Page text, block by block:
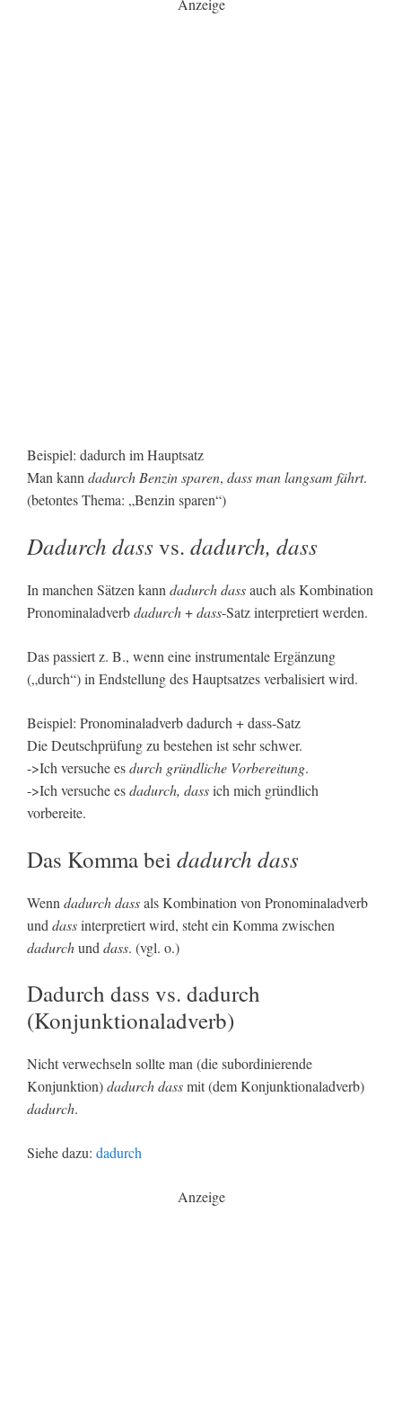
Anzeige
Beispiel: dadurch im Hauptsatz
Man kann dadurch Benzin sparen, dass man langsam fährt.
(betontes Thema: „Benzin sparen“)
Dadurch dass vs. dadurch, dass
In manchen Sätzen kann dadurch dassauch als Kombination
Pronominaladverbdadurch+dass-Satz interpretiert werden.
Das passiert z. B., wenn eine instrumentale Ergänzung
(„durch“) in Endstellung des Hauptsatzes verbalisiert wird.
Beispiel: Pronominaladverb dadurch + dass-Satz
Die Deutschprüfung zu bestehen ist sehr schwer.
->Ich versuche esdurch gründliche Vorbereitung.
->Ich versuche esdadurch, dassich mich gründlich
vorbereite.
Das Komma bei dadurch dass
Wenn dadurch dassals Kombination von Pronominaladverb
und dassinterpretiert wird, steht ein Komma zwischen
dadurchund dass. (vgl. o.)
Dadurch dass vs. dadurch
(Konjunktionaladverb)
Nicht verwechseln sollte man (die subordinierende
Konjunktion)dadurch dassmit (dem Konjunktionaladverb)
dadurch.
Siehe dazu: dadurch
Anzeige